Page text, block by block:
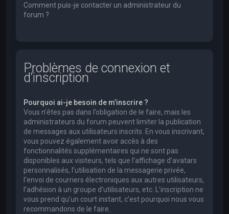
Comment puis-je contacter un administrateur du
forum ?
Problèmes de connexion et
d’inscription
Pourquoi ai-je besoin de m’inscrire ?
Vous n’êtes pas dans l’obligation de le faire, mais les
administrateurs du forum peuvent limiter la publication
de messages aux utilisateurs inscrits. En vous inscrivant,
vous pouvez également avoir accès à des
fonctionnalités supplémentaires qui ne sont pas
disponibles aux visiteurs, tels que l’affichage d’avatars
personnalisés, l’utilisation de la messagerie privée,
l’envoi de courriers électroniques aux autres utilisateurs,
l’adhésion à un groupe d’utilisateurs, etc. L’inscription ne
vous prend qu’un court instant, c’est pourquoi nous vous
recommandons de le faire.